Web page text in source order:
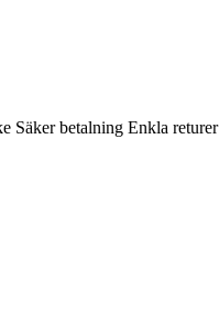
Säker betalning Enkla returer